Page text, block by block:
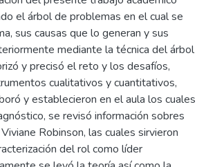
el árbol de problemas en el cual se
sus causas que lo generan y sus
mediante la técnica del árbol
y precisó el reto y los desafíos,
cualitativos y cuantitativos,
y establecieron en el aula los cuales
se revisó información sobres
Robinson, las cuales sirvieron
del rol como líder